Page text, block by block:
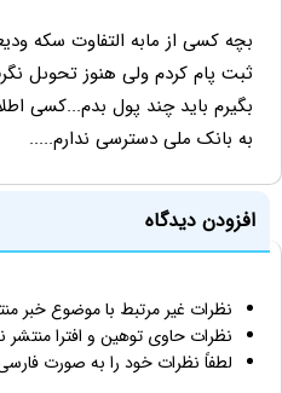
بچه کسى از مابه التفاوت سکه
ثبت پام کردم ولى هنوز تحوىل
بگيرم بايد چند پول بدم...کسى
به بانک ملى دسترسى ندارم.....
افزودن دیدگاه
نظرات غیر مرتبط با موضوع خبر
نظرات حاوی توهین و افترا
لطفاً نظرات خود را به صورت